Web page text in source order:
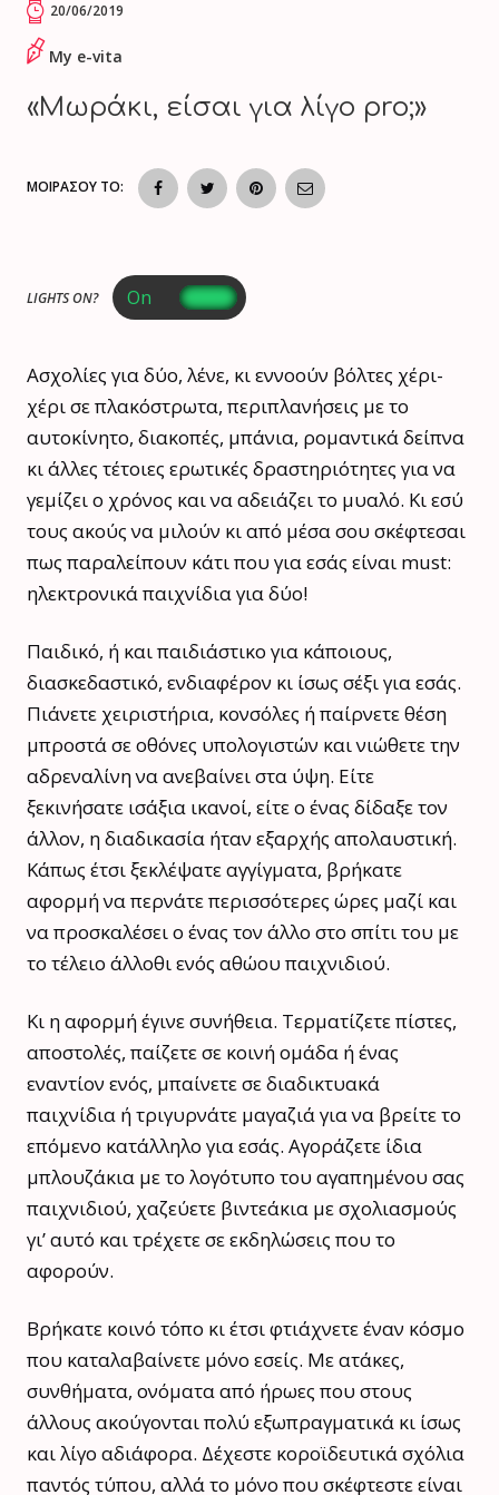
20/06/2019
My e-vita
«Μωράκι, είσαι για λίγο pro;»
ΜΟΙΡΑΣΟΥ ΤΟ:
LIGHTS ON?
Ασχολίες για δύο, λένε, κι εννοούν βόλτες χέρι-
χέρι σε πλακόστρωτα, περιπλανήσεις με το
αυτοκίνητο, διακοπές, μπάνια, ρομαντικά δείπνα
κι άλλες τέτοιες ερωτικές δραστηριότητες για να
γεμίζει ο χρόνος και να αδειάζει το μυαλό. Κι εσύ
τους ακούς να μιλούν κι από μέσα σου σκέφτεσαι
πως παραλείπουν κάτι που για εσάς είναι must:
ηλεκτρονικά παιχνίδια για δύο!
Παιδικό, ή και παιδιάστικο για κάποιους,
διασκεδαστικό, ενδιαφέρον κι ίσως σέξι για εσάς.
Πιάνετε χειριστήρια, κονσόλες ή παίρνετε θέση
μπροστά σε οθόνες υπολογιστών και νιώθετε την
αδρεναλίνη να ανεβαίνει στα ύψη. Είτε
ξεκινήσατε ισάξια ικανοί, είτε ο ένας δίδαξε τον
άλλον, η διαδικασία ήταν εξαρχής απολαυστική.
Κάπως έτσι ξεκλέψατε αγγίγματα, βρήκατε
αφορμή να περνάτε περισσότερες ώρες μαζί και
να προσκαλέσει ο ένας τον άλλο στο σπίτι του με
το τέλειο άλλοθι ενός αθώου παιχνιδιού.
Κι η αφορμή έγινε συνήθεια. Τερματίζετε πίστες,
αποστολές, παίζετε σε κοινή ομάδα ή ένας
εναντίον ενός, μπαίνετε σε διαδικτυακά
παιχνίδια ή τριγυρνάτε μαγαζιά για να βρείτε το
επόμενο κατάλληλο για εσάς. Αγοράζετε ίδια
μπλουζάκια με το λογότυπο του αγαπημένου σας
παιχνιδιού, χαζεύετε βιντεάκια με σχολιασμούς
γι’ αυτό και τρέχετε σε εκδηλώσεις που το
αφορούν.
Βρήκατε κοινό τόπο κι έτσι φτιάχνετε έναν κόσμο
που καταλαβαίνετε μόνο εσείς. Με ατάκες,
συνθήματα, ονόματα από ήρωες που στους
άλλους ακούγονται πολύ εξωπραγματικά κι ίσως
και λίγο αδιάφορα. Δέχεστε κοροϊδευτικά σχόλια
παντός τύπου, αλλά το μόνο που σκέφτεστε είναι